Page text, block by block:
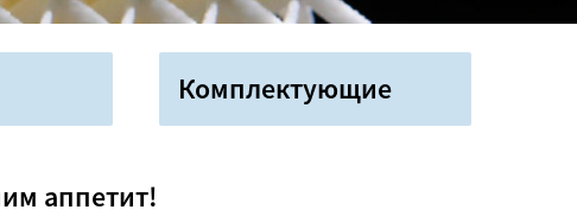
Комплектующие
аппетит!